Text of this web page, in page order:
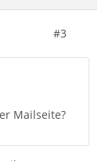
#3
Mailseite?